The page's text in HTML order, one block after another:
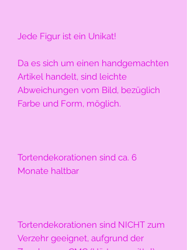
Jede Figur ist ein Unikat!
Da es sich um einen handgemachten
Artikel handelt, sind leichte
Abweichungen vom Bild, bezüglich
Farbe und Form, möglich.
Tortendekorationen sind ca. 6
Monate haltbar
Tortendekorationen sind NICHT zum
Verzehr geeignet, aufgrund der